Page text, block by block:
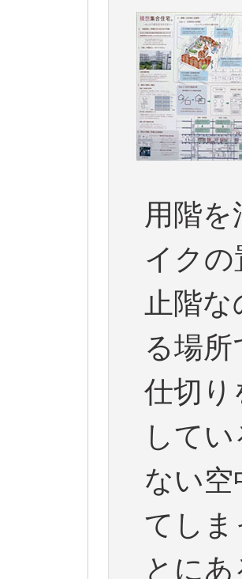
用階
イク
止階
る場
仕切り
して
ない空
てし
とに